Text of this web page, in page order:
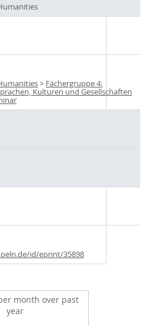
> Fächergruppe 4:
Kulturen und Gesellschaften
id/eprint/35898
month over past
year